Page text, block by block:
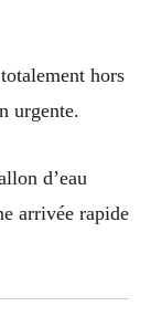
hors
urgente.
d’eau
arrivée rapide